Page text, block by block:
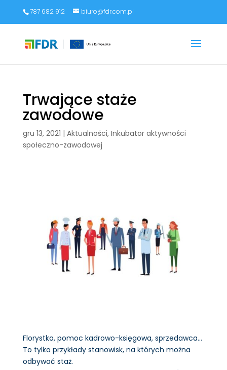
787 682 912 biuro@fdr.com.pl
Trwające staże
zawodowe
gru 13, 2021 | Aktualności, Inkubator aktywności
społeczno-zawodowej
Florystka, pomoc kadrowo-księgowa, sprzedawca…
To tylko przykłady stanowisk, na których można
odbywać staż.